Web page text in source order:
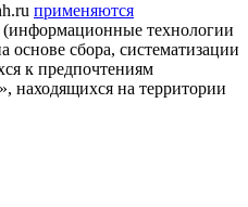
применяются
(информационные технологии
сбора, систематизации
к предпочтениям
находящихся на территории